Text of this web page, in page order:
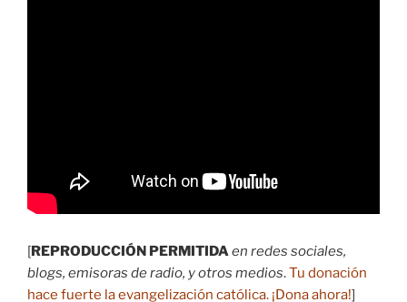
[REPRODUCCIÓN PERMITIDAen redes sociales,
blogs, emisoras de radio, y otros medios.Tu donación
hace fuerte la evangelización católica. ¡Dona ahora!]